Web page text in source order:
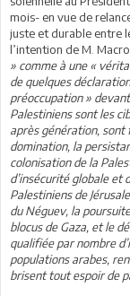
mois- en vue de
juste et durable entre
l’intention de M.
» comme à une «
de quelques
préoccupation »
Palestiniens sont les
après génération, sont
domination, la
colonisation de la
d’insécurité globale et
Palestiniens de
du Néguev, la
blocus de Gaza, et le
qualifiée par nombre
populations arabes,
brisent tout espoir de